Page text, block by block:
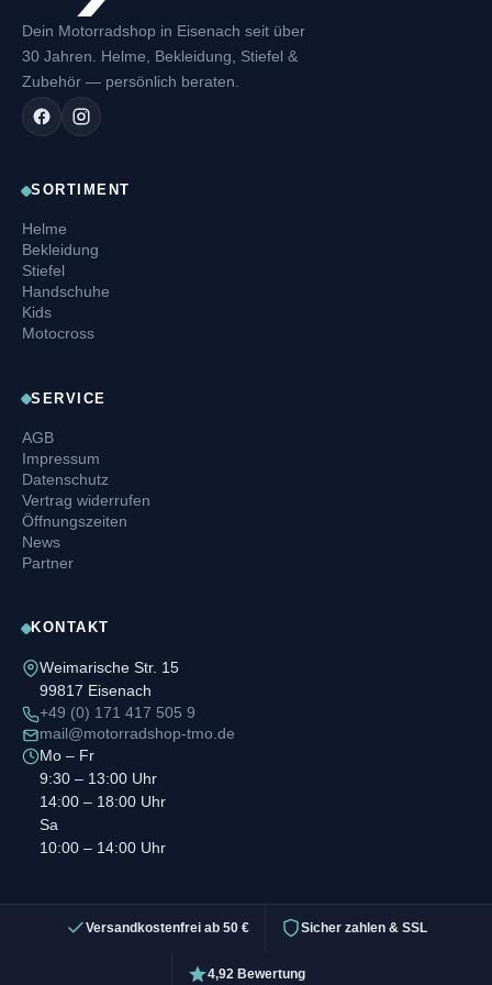
Dein Motorradshop in Eisenach seit über
30 Jahren. Helme, Bekleidung, Stiefel &
Zubehör — persönlich beraten.
SORTIMENT
Helme
Bekleidung
Stiefel
Handschuhe
Kids
Motocross
SERVICE
AGB
Impressum
Datenschutz
Vertrag widerrufen
Öffnungszeiten
News
Partner
KONTAKT
Weimarische Str. 15
99817 Eisenach
+49 (0) 171 417 505 9
mail@motorradshop-tmo.de
Mo – Fr
9:30 – 13:00 Uhr
14:00 – 18:00 Uhr
Sa
10:00 – 14:00 Uhr
Versandkostenfrei ab 50 € Sicher zahlen & SSL
4,92 Bewertung